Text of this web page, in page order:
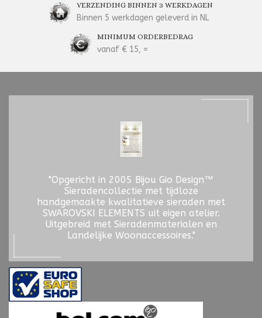
VERZENDING BINNEN 3 WERKDAGEN
Binnen 5 werkdagen geleverd in NL
MINIMUM ORDERBEDRAG
vanaf € 15, =
"Opgericht in 2005 Bijou Gio Design™
Sieradencollectie met tijdloze
handgemaakte kwalitatieve sieraden met
SWAROVSKI ELEMENTS uit eigen atelier.
Uitgebreid met Sieradenmaterialen en
Landelijke Woonaccessoires."